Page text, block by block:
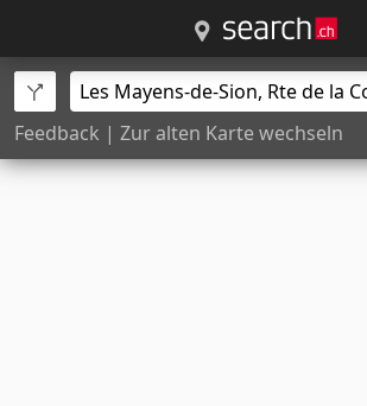
Feedback | Zur alten Karte wechseln